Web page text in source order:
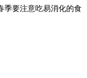
季要注意吃易消化的食